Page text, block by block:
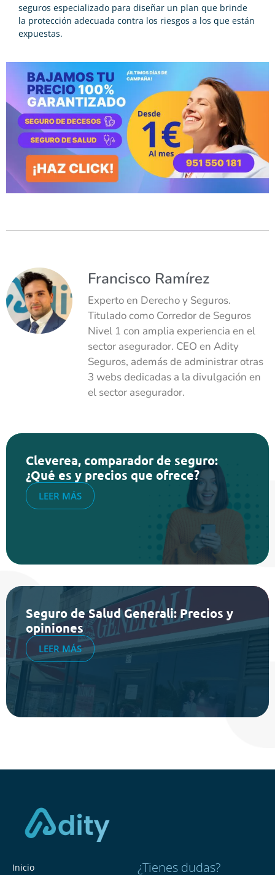
seguros especializado para diseñar un plan que brinde
la protección adecuada contra los riesgos a los que están
expuestas.
Francisco Ramírez
Experto en Derecho y Seguros.
Titulado como Corredor de Seguros
Nivel 1 con amplia experiencia en el
sector asegurador. CEO en Adity
Seguros, además de administrar otras
3 webs dedicadas a la divulgación en
el sector asegurador.
Cleverea, comparador de seguro:
¿Qué es y precios que ofrece?
LEER MÁS
Seguro de Salud Generali: Precios y
opiniones
LEER MÁS
Inicio ¿Tienes dudas?